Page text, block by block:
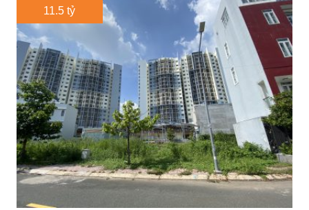
11.5 tỷ